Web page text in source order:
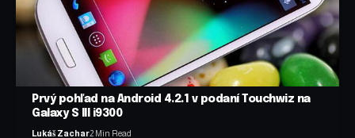
Prvý pohľad na Android 4.2.1 v podaní Touchwiz na
Galaxy S III i9300
Lukáš Zachar2 Min Read